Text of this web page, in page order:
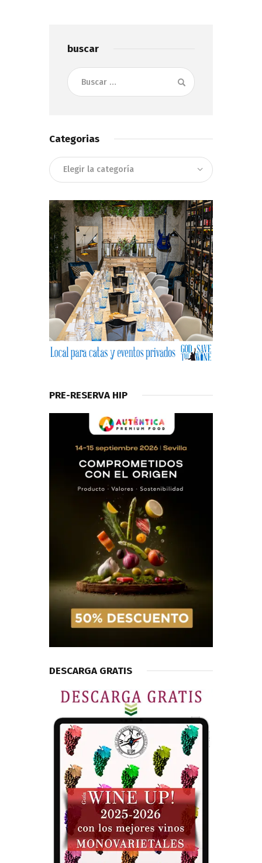
buscar
Buscar:
Categorias
Categorias
PRE-RESERVA HIP
DESCARGA GRATIS